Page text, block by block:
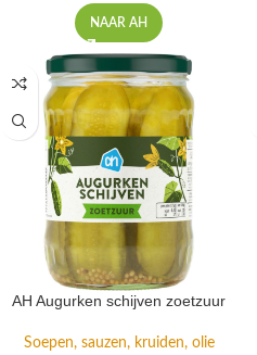
NAAR AH
AH Augurken schijven zoetzuur
Soepen, sauzen, kruiden, olie